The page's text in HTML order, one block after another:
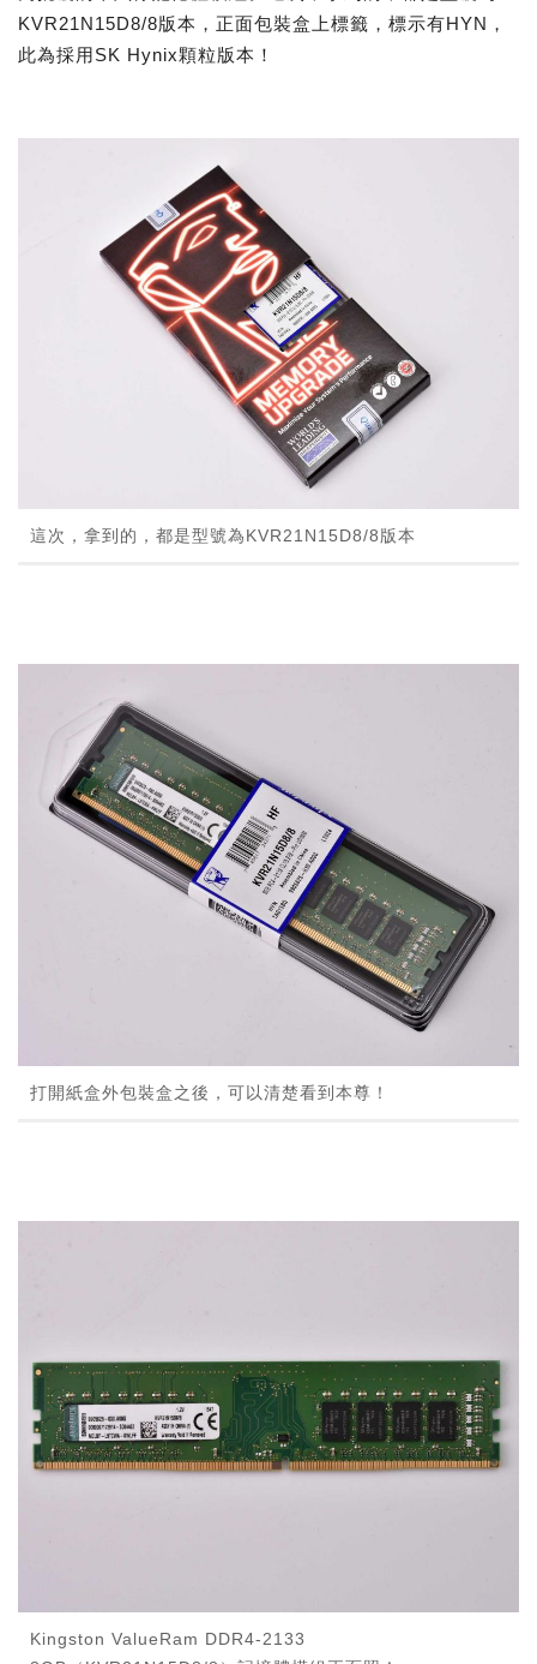
KVR21N15D8/8版本，正面包裝盒上標籤，標示有HYN，
此為採用SK Hynix顆粒版本！
這次，拿到的，都是型號為KVR21N15D8/8版本
打開紙盒外包裝盒之後，可以清楚看到本尊！
Kingston ValueRam DDR4-2133